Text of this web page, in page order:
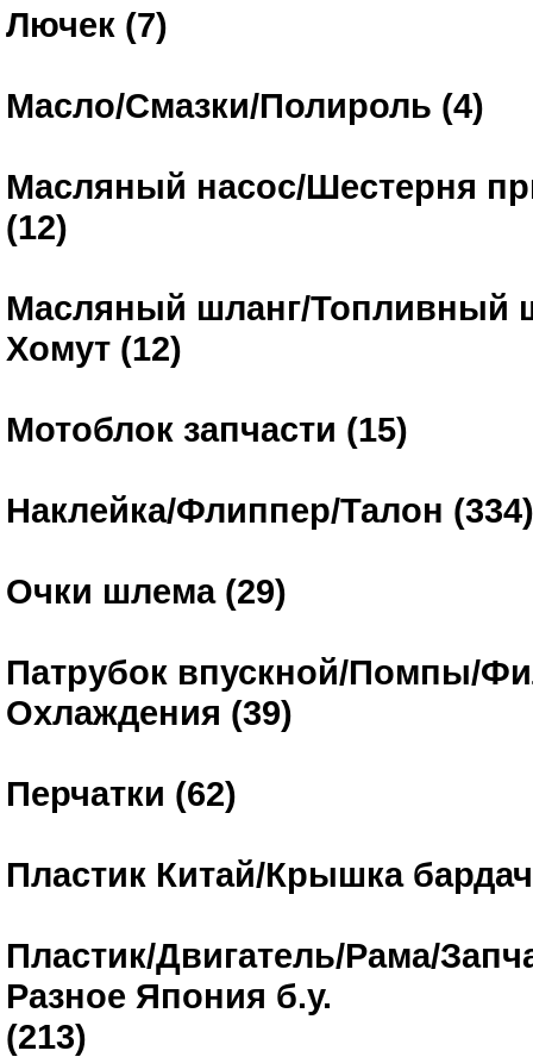
Лючек (7)
Масло/Смазки/Полироль (4)
Масляный насос/Шестерня
(12)
Масляный шланг/Топливный
Хомут (12)
Мотоблок запчасти (15)
Наклейка/Флиппер/Талон (334)
Очки шлема (29)
Патрубок впускной/Помпы/
Охлаждения (39)
Перчатки (62)
Пластик Китай/Крышка
Пластик/Двигатель/Рама/
Разное Япония б.у.
(213)